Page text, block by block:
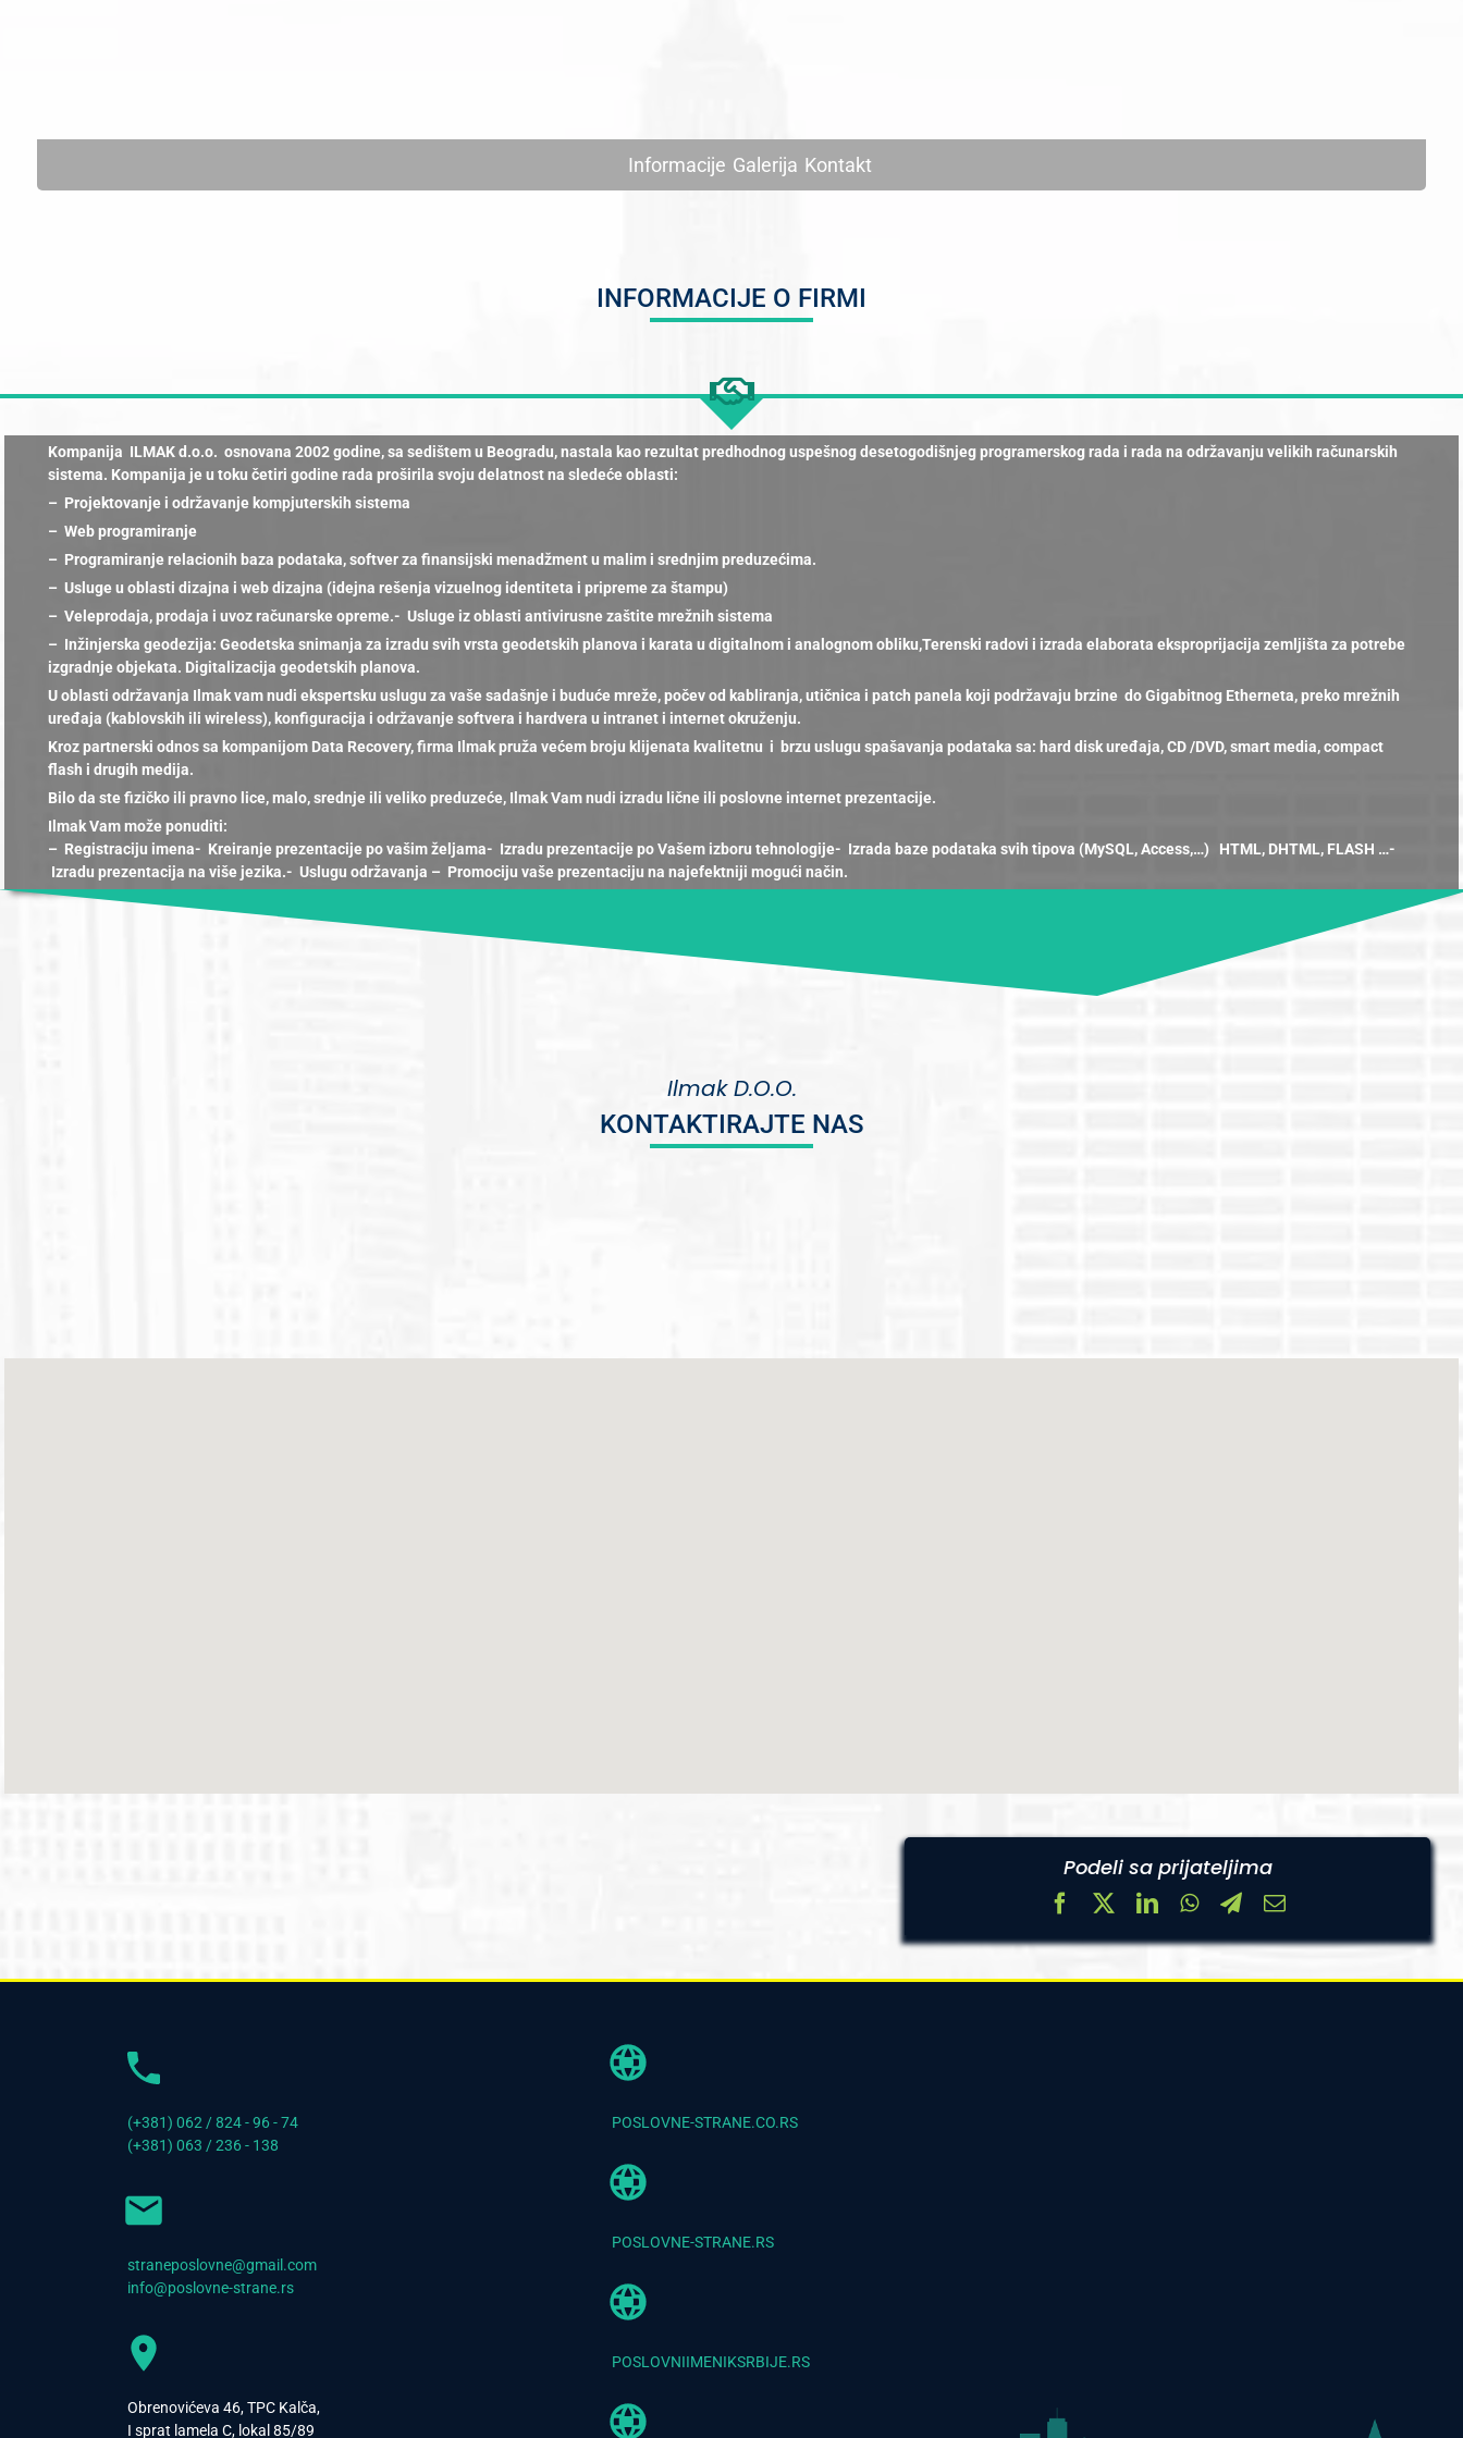
Informacije Galerija Kontakt
INFORMACIJE O FIRMI
Kompanija ILMAK d.o.o. osnovana 2002 godine, sa sedištem u Beogradu, nastala kao rezultat predhodnog uspešnog desetogodišnjeg programerskog rada i rada na održavanju velikih računarskih
sistema. Kompanija je u toku četiri godine rada proširila svoju delatnost na sledeće oblasti:
– Projektovanje i održavanje kompjuterskih sistema
– Web programiranje
– Programiranje relacionih baza podataka, softver za finansijski menadžment u malim i srednjim preduzećima.
– Usluge u oblasti dizajna i web dizajna (idejna rešenja vizuelnog identiteta i pripreme za štampu)
– Veleprodaja, prodaja i uvoz računarske opreme.- Usluge iz oblasti antivirusne zaštite mrežnih sistema
– Inžinjerska geodezija: Geodetska snimanja za izradu svih vrsta geodetskih planova i karata u digitalnom i analognom obliku,Terenski radovi i izrada elaborata eksproprijacija zemljišta za potrebe
izgradnje objekata. Digitalizacija geodetskih planova.
U oblasti održavanja Ilmak vam nudi ekspertsku uslugu za vaše sadašnje i buduće mreže, počev od kabliranja, utičnica i patch panela koji podržavaju brzine do Gigabitnog Etherneta, preko mrežnih
uređaja (kablovskih ili wireless), konfiguracija i održavanje softvera i hardvera u intranet i internet okruženju.
Kroz partnerski odnos sa kompanijom Data Recovery, firma Ilmak pruža većem broju klijenata kvalitetnu i brzu uslugu spašavanja podataka sa: hard disk uređaja, CD /DVD, smart media, compact
flash i drugih medija.
Bilo da ste fizičko ili pravno lice, malo, srednje ili veliko preduzeće, Ilmak Vam nudi izradu lične ili poslovne internet prezentacije.
Ilmak Vam može ponuditi:
– Registraciju imena- Kreiranje prezentacije po vašim željama- Izradu prezentacije po Vašem izboru tehnologije- Izrada baze podataka svih tipova (MySQL, Access,…) HTML, DHTML, FLASH …-
Izradu prezentacija na više jezika.- Uslugu održavanja – Promociju vaše prezentaciju na najefektniji mogući način.
Ilmak D.O.O.
KONTAKTIRAJTE NAS
Podeli sa prijateljima
(+381) 062 / 824 - 96 - 74
(+381) 063 / 236 - 138
straneposlovne@gmail.com
info@poslovne-strane.rs
Obrenovićeva 46, TPC Kalča,
I sprat lamela C, lokal 85/89
POSLOVNE-STRANE.CO.RS
POSLOVNE-STRANE.RS
POSLOVNIIMENIKSRBIJE.RS